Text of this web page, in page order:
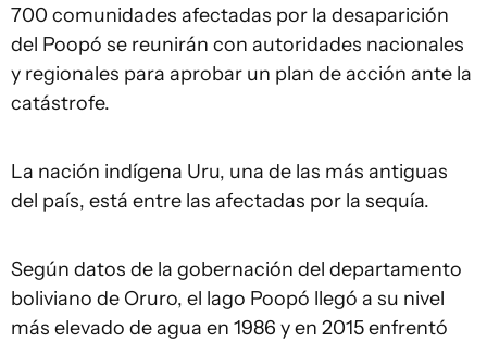
700 comunidades afectadas por la desaparición
del Poopó se reunirán con autoridades nacionales
y regionales para aprobar un plan de acción ante la
catástrofe.
La nación indígena Uru, una de las más antiguas
del país, está entre las afectadas por la sequía.
Según datos de la gobernación del departamento
boliviano de Oruro, el lago Poopó llegó a su nivel
más elevado de agua en 1986 y en 2015 enfrentó